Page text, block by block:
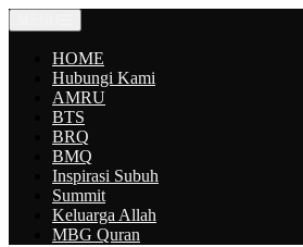
to
contentHOME
Hubungi Kami
AMRU
BTS
BRQ
BMQ
Inspirasi Subuh
Summit
Keluarga Allah
MBG Quran